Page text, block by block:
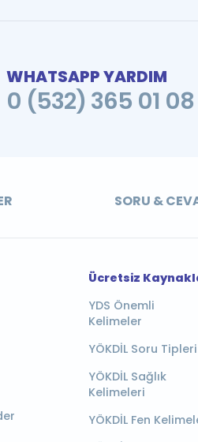
WHATSAPP YARDIM
0 (532) 365 01 08
SORU &
Ücretsiz
YDS Önemli
Kelimeler
YÖKDİL Soru Tipleri
YÖKDİL Sağlık
Kelimeleri
YÖKDİL Fen